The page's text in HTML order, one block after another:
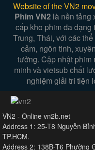
Website of the VN2
Phim VN2 là nền tảng
cấp kho phim đa
Trung, Thái, với các
cảm, ngôn tình,
tưởng. Cập nhật phim
minh và vietsub chất
nghiệm giải trí tiện
VN2 - Online vn2b.net
Address 1: 25-T8 Nguyễn
TP.HCM.
Address 2: 138B-T6 Phường